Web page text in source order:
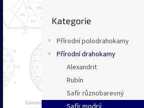
s
t
a
n
n
p
a
kategorie
Kategorie
Přírodní polodrahokamy
Přírodní drahokamy
Alexandrit
Rubín
Safír různobarevný